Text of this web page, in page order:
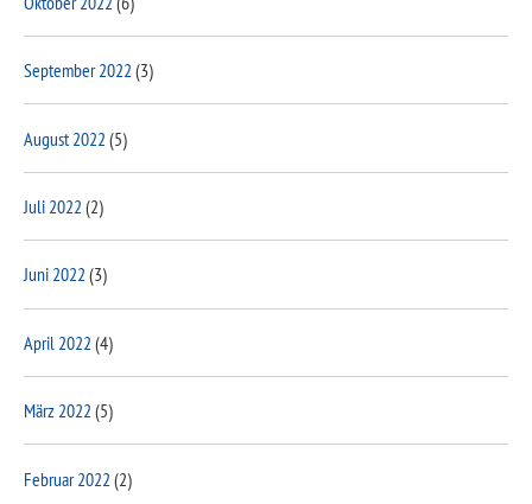
September 2022 (3)
August 2022 (5)
Juli 2022 (2)
Juni 2022 (3)
April 2022 (4)
März 2022 (5)
Februar 2022 (2)